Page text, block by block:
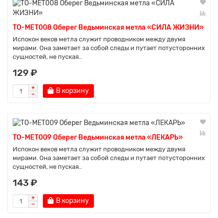
TO-MET008 Оберег Ведьминская метла «СИЛА ЖИЗНИ»
Испокон веков метла служит проводником между двумя
мирами. Она заметает за собой следы и путает потусторонних
сущностей, не пуская..
129 ₽
В корзину
TO-MET009 Оберег Ведьминская метла «ЛЕКАРЬ»
Испокон веков метла служит проводником между двумя
мирами. Она заметает за собой следы и путает потусторонних
сущностей, не пуская..
143 ₽
В корзину